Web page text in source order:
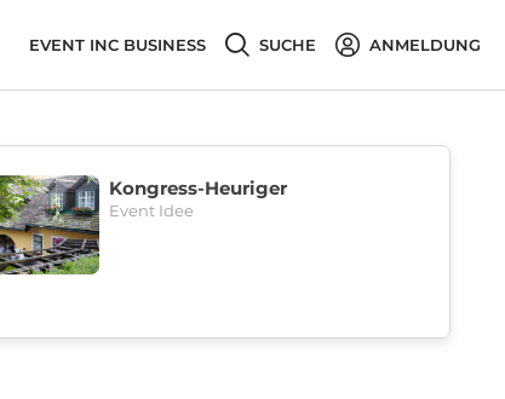
EVENT INC BUSINESS SUCHE ANMELDUNG
Kongress-Heuriger
Event Idee